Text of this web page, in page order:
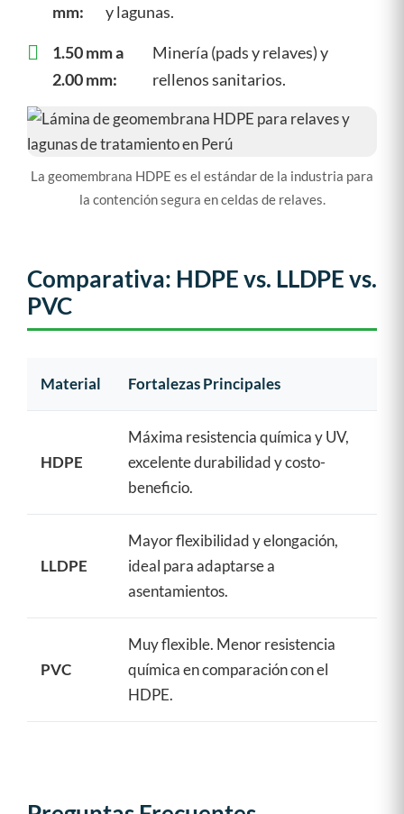
mm:
y lagunas.
1.50 mm a
2.00 mm:
Minería (pads y relaves) y
rellenos sanitarios.
La geomembrana HDPE es el estándar de la industria para
la contención segura en celdas de relaves.
Comparativa: HDPE vs. LLDPE vs.
PVC
Material Fortalezas Principales
HDPE
Máxima resistencia química y UV,
excelente durabilidad y costo-
beneficio.
LLDPE
Mayor flexibilidad y elongación,
ideal para adaptarse a
asentamientos.
PVC
Muy flexible. Menor resistencia
química en comparación con el
HDPE.